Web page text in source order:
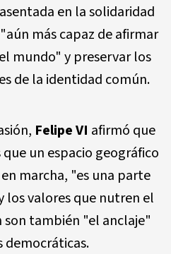
en la solidaridad
más capaz de afirmar
mundo" y preservar los
de la identidad común.
Felipe VI afirmó que
un espacio geográfico
marcha, "es una parte
los valores que nutren el
también "el anclaje"
democráticas.